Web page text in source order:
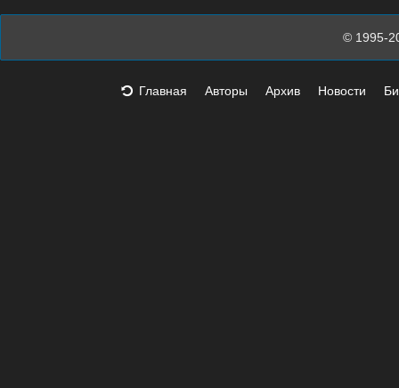
© 1995-
Главная Авторы Архив Новости